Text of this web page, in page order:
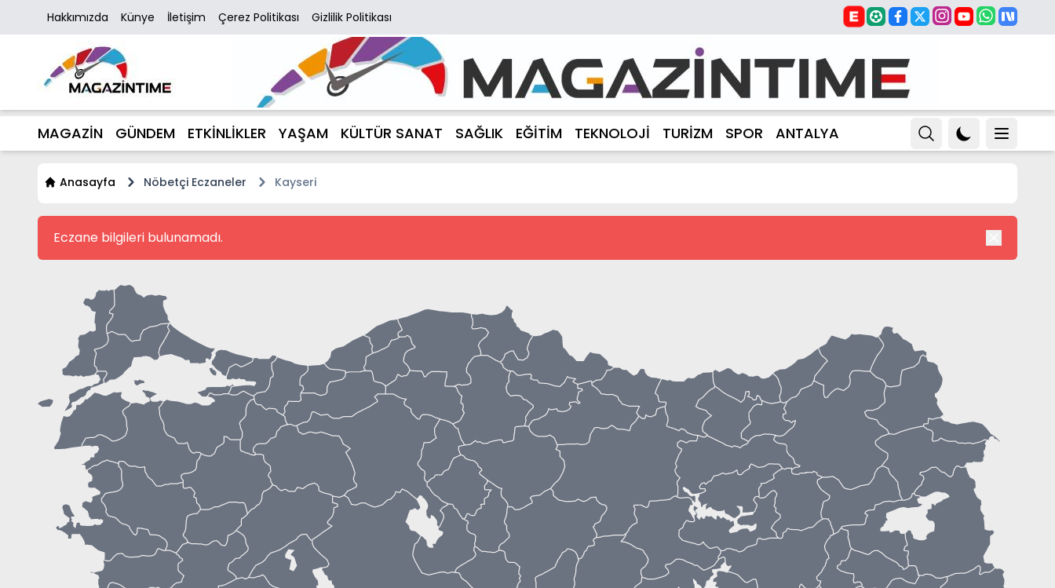
Hakkımızda Künye İletişim Çerez Politikası Gizlilik Politikası
MAGAZİN GÜNDEM ETKİNLİKLER YAŞAM KÜLTÜR SANAT SAĞLIK EĞİTİM TEKNOLOJİ TURİZM SPOR ANTALYA
Anasayfa Nöbetçi Eczaneler Kayseri
Eczane bilgileri bulunamadı.